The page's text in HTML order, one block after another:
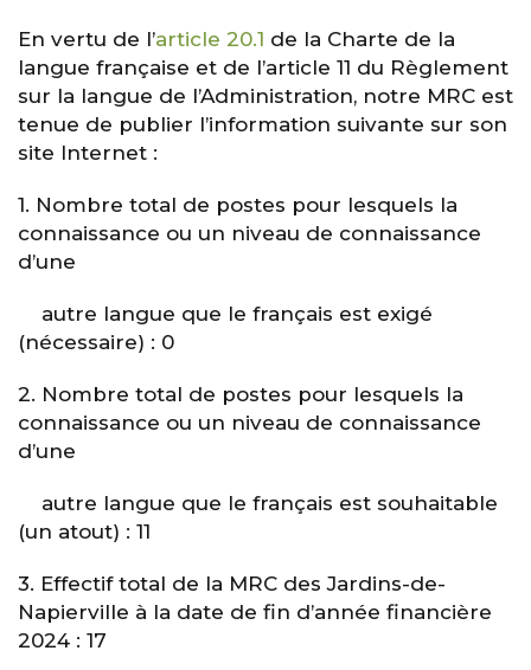
En vertu de l’article 20.1 de la Charte de la
langue française et de l’article 11 du Règlement
sur la langue de l’Administration, notre MRC est
tenue de publier l’information suivante sur son
site Internet :
1. Nombre total de postes pour lesquels la
connaissance ou un niveau de connaissance
d’une
autre langue que le français est exigé
(nécessaire) : 0
2. Nombre total de postes pour lesquels la
connaissance ou un niveau de connaissance
d’une
autre langue que le français est souhaitable
(un atout) : 11
3. Effectif total de la MRC des Jardins-de-
Napierville à la date de fin d’année financière
2024 : 17